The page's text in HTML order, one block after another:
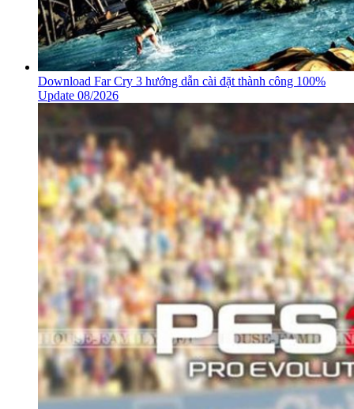
Download Far Cry 3 hướng dẫn cài đặt thành công 100%
Update 08/2026